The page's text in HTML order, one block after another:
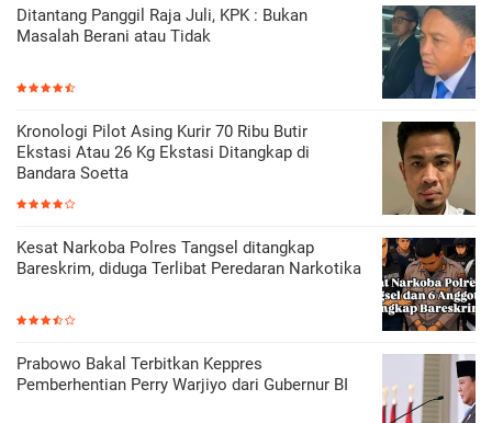
Ditantang Panggil Raja Juli, KPK : Bukan
Masalah Berani atau Tidak
Kronologi Pilot Asing Kurir 70 Ribu Butir
Ekstasi Atau 26 Kg Ekstasi Ditangkap di
Bandara Soetta
Kesat Narkoba Polres Tangsel ditangkap
Bareskrim, diduga Terlibat Peredaran Narkotika
Prabowo Bakal Terbitkan Keppres
Pemberhentian Perry Warjiyo dari Gubernur BI